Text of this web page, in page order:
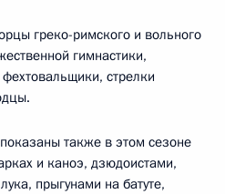
греко-римского и вольного
гимнастики,
стрелки
также в этом сезоне
и каноэ, дзюдоистами,
прыгунами на батуте,